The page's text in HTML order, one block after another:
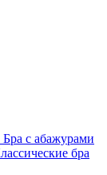
Бра с абажурами
бра